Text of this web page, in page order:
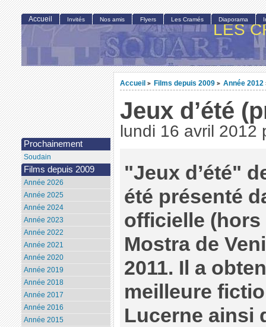
LES
Accueil > Films depuis 2009 > Année 2012
Jeux d’été
lundi 16 avril 2012
"Jeux d’été"
été présenté
officielle
Mostra de
2011. Il a
meilleure
Lucerne ainsi
Accueil Invités Nos amis Flyers Les Cramés Diaporama
Prochainement
Soudain
Films depuis 2009
Année 2026
Année 2025
Année 2024
Année 2023
Année 2022
Année 2021
Année 2020
Année 2019
Année 2018
Année 2017
Année 2016
Année 2015